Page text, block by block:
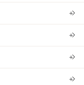
＋
＋
＋
＋